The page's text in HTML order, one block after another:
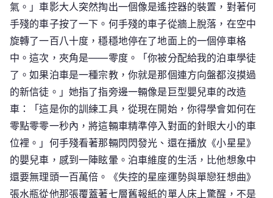
氣。」車影大人突然掏出一個像是遙控器的裝置，對著何
手殘的車子按了一下。何手殘的車子從牆上脫落，在空中
旋轉了一百八十度，穩穩地停在了地面上的一個停車格
中。這次，夾角是——零度。「你被分配給我的泊車學徒
了。如果泊車是一種宗教，你就是那個連方向盤都沒摸過
的新信徒。」她指了指旁邊一輛像是巨型嬰兒車的改造
車：「這是你的訓練工具，從現在開始，你得學會如何在
零點零零一秒內，將這輛車精準停入對面的針眼大小的車
位裡。」何手殘看著那輛閃閃發光、還在播放《小星星》
的嬰兒車，感到一陣眩暈。泊車維度的生活，比他想象中
還要無理頭一百萬倍。《失控的星座運勢與單戀狂想曲》
張水瓶從他那張覆蓋著七層舊報紙的單人床上驚醒，不是